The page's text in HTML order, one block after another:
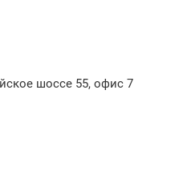
шоссе 55, офис 7